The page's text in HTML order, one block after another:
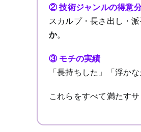
② 技術ジャンルの得意
スカルプ・長さ出し・派
か。
③ モチの実績
「長持ちした」「浮か
これらをすべて満たす